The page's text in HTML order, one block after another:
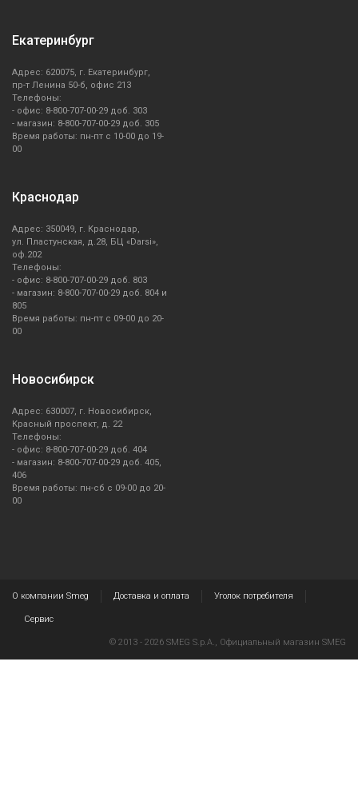
Екатеринбург
Адрес: 620075, г. Екатеринбург,
пр-т Ленина 50-б, офис 213
Телефоны:
- офис: 8-800-707-00-29 доб. 303
- магазин: 8-800-707-00-29 доб. 305
Время работы: пн-пт с 10-00 до 19-
00
Краснодар
Адрес: 350049, г. Краснодар,
ул. Пластунская, д.28, БЦ «Darsi»,
оф.202
Телефоны:
- офис: 8-800-707-00-29 доб. 803
- магазин: 8-800-707-00-29 доб. 804 и
805
Время работы: пн-пт с 09-00 до 20-
00
Новосибирск
Адрес: 630007, г. Новосибирск,
Красный проспект, д. 22
Телефоны:
- офис: 8-800-707-00-29 доб. 404
- магазин: 8-800-707-00-29 доб. 405,
406
Время работы: пн-сб с 09-00 до 20-
00
О компании Smeg Доставка и оплата Уголок потребителя
Сервис
© 2013 - 2026 SMEG S.p.A., Официальный магазин SMEG